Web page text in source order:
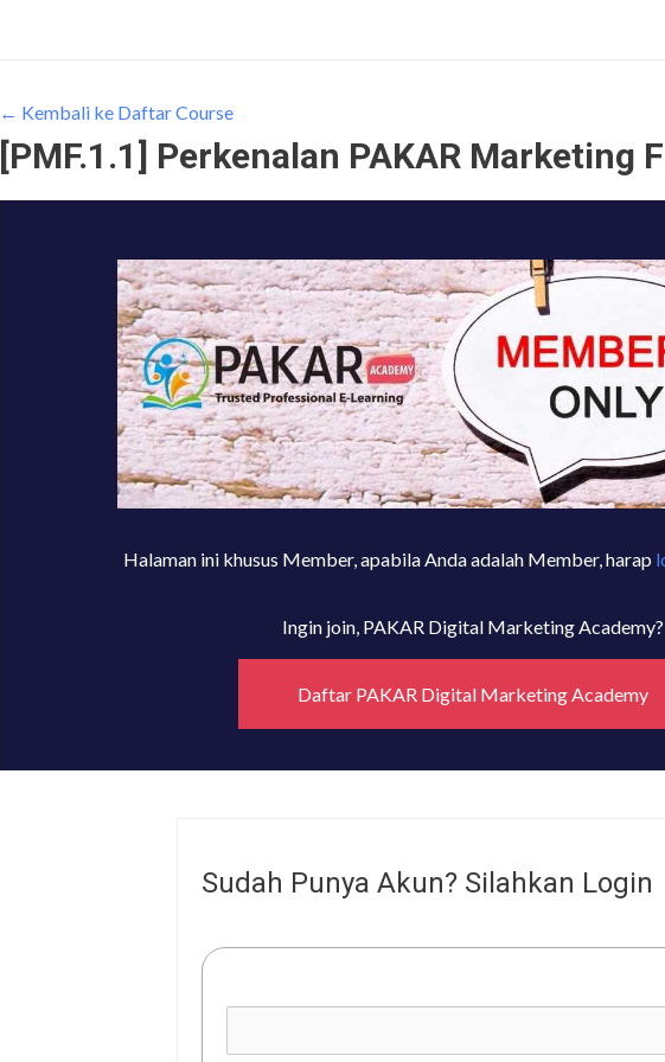
← Kembali ke Daftar Course
[PMF.1.1] Perkenalan PAKAR Marketing
Halaman ini khusus Member, apabila Anda adalah Member, harap
Ingin join, PAKAR Digital Marketing Academy?
Daftar PAKAR Digital Marketing Academy
Sudah Punya Akun? Silahkan Login